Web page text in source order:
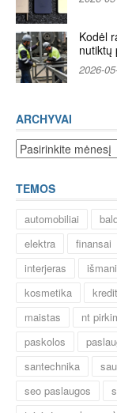
Kodėl
nutiktų
2026-
ARCHYVAI
Archyvai
TEMOS
automobiliai
elektra
finansai
interjeras
kosmetika
maistas
nt
paskolos
santechnika
seo paslaugos